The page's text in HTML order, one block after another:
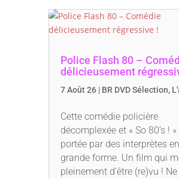
Police Flash 80 –
délicieusement
7 Août 26| BR DVD Sélection,
Cette comédie policière
décomplexée et « So 80’s !
portée par des interprètes
grande forme. Un film qui
pleinement d’être (re)vu ! Ne